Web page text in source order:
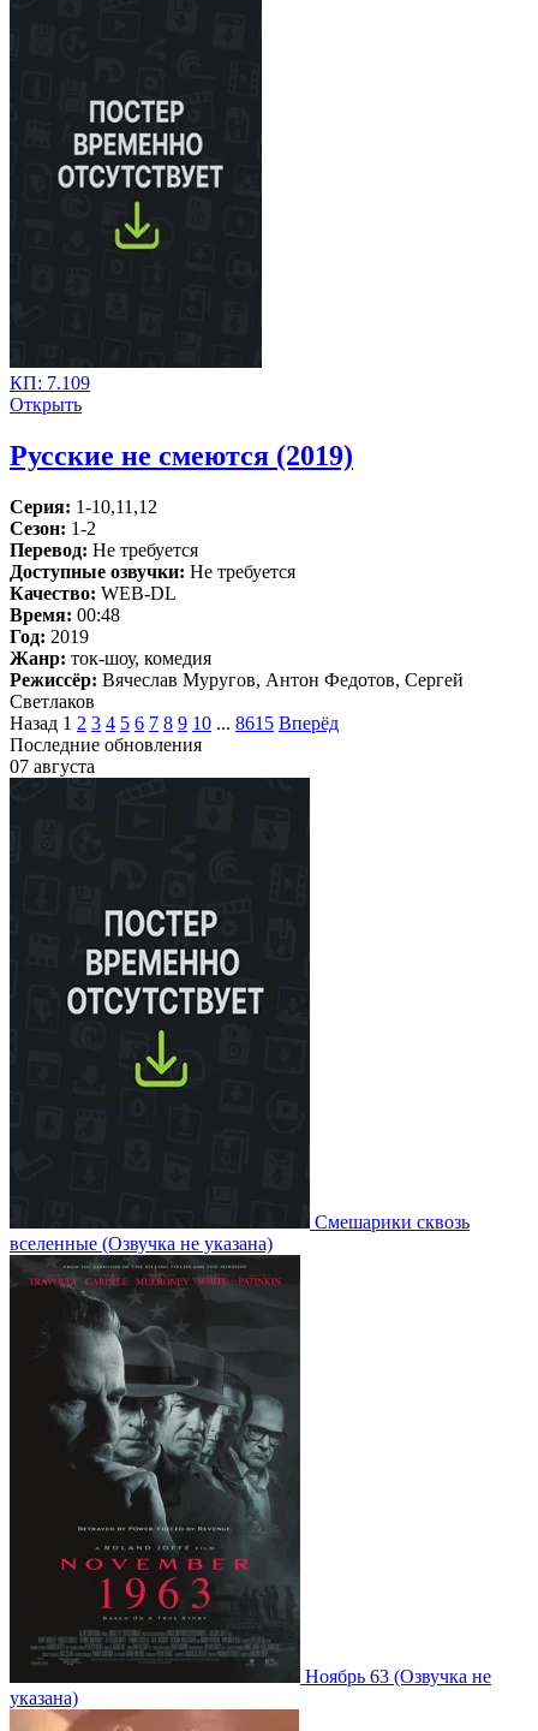
КП: 7.109
Открыть
Русские не смеются (2019)
Серия: 1-10,11,12
Сезон: 1-2
Перевод: Не требуется
Доступные озвучки: Не требуется
Качество: WEB-DL
Время: 00:48
Год: 2019
Жанр: ток-шоу, комедия
Режиссёр: Вячеслав Муругов, Антон Федотов, Сергей
Светлаков
Назад 1 2 3 4 5 6 7 8 9 10 ... 8615 Вперёд
Последние обновления
07 августа
Смешарики сквозь
вселенные (Озвучка не указана)
Ноябрь 63 (Озвучка не
указана)